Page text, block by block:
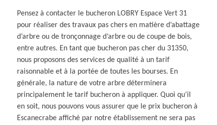
Pensez à contacter le bucheron LOBRY Espace Vert 31
pour réaliser des travaux pas chers en matière d’abattage
d’arbre ou de tronçonnage d’arbre ou de coupe de bois,
entre autres. En tant que bucheron pas cher du 31350,
nous proposons des services de qualité à un tarif
raisonnable et à la portée de toutes les bourses. En
générale, la nature de votre arbre déterminera
principalement le tarif bucheron à appliquer. Quoi qu’il
en soit, nous pouvons vous assurer que le prix bucheron à
Escanecrabe affiché par notre établissement ne sera pas